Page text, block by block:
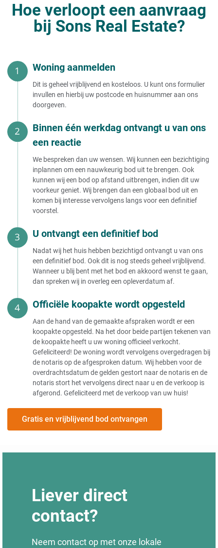
Hoe verloopt een aanvraag
bij Sons Real Estate?
Woning aanmelden
Dit is geheel vrijblijvend en kosteloos. U kunt ons formulier
invullen en hierbij uw postcode en huisnummer aan ons
doorgeven.
Binnen één werkdag ontvangt u van ons
een reactie
We bespreken dan uw wensen. Wij kunnen een bezichtiging
inplannen om een nauwkeurig bod uit te brengen. Ook
kunnen wij een bod op afstand uitbrengen, indien dit uw
voorkeur geniet. Wij brengen dan een globaal bod uit en
komen bij interesse vervolgens langs voor een definitief
voorstel.
U ontvangt een definitief bod
Nadat wij het huis hebben bezichtigd ontvangt u van ons
een definitief bod. Ook dit is nog steeds geheel vrijblijvend.
Wanneer u blij bent met het bod en akkoord wenst te gaan,
dan spreken wij in overleg een opleverdatum af.
Officiële koopakte wordt opgesteld
Aan de hand van de gemaakte afspraken wordt er een
koopakte opgesteld. Na het door beide partijen tekenen van
de koopakte heeft u uw woning officieel verkocht.
Gefeliciteerd! De woning wordt vervolgens overgedragen bij
de notaris op de afgesproken datum. Wij hebben voor de
overdrachtsdatum de gelden gestort naar de notaris en de
notaris stort het vervolgens direct naar u en de verkoop is
afgerond. Gefeliciteerd met de verkoop van uw huis!
Gratis en vrijblijvend bod ontvangen
Liever direct
contact?
Neem contact op met onze lokale